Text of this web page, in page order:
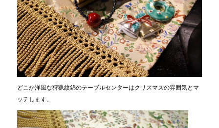
どこか洋風な狩猟紋錦のテーブルセンターはクリスマスの雰囲気とマ
ッチします。